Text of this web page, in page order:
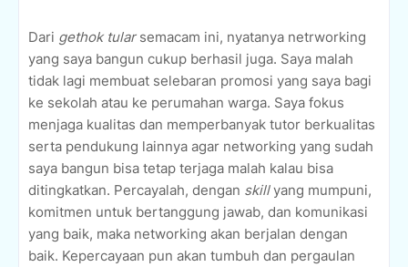
Dari gethok tularsemacam ini, nyatanya netrworking
yang saya bangun cukup berhasil juga. Saya malah
tidak lagi membuat selebaran promosi yang saya bagi
ke sekolah atau ke perumahan warga. Saya fokus
menjaga kualitas dan memperbanyak tutor berkualitas
serta pendukung lainnya agar networking yang sudah
saya bangun bisa tetap terjaga malah kalau bisa
ditingkatkan. Percayalah, dengan skillyang mumpuni,
komitmen untuk bertanggung jawab, dan komunikasi
yang baik, maka networking akan berjalan dengan
baik. Kepercayaan pun akan tumbuh dan pergaulan